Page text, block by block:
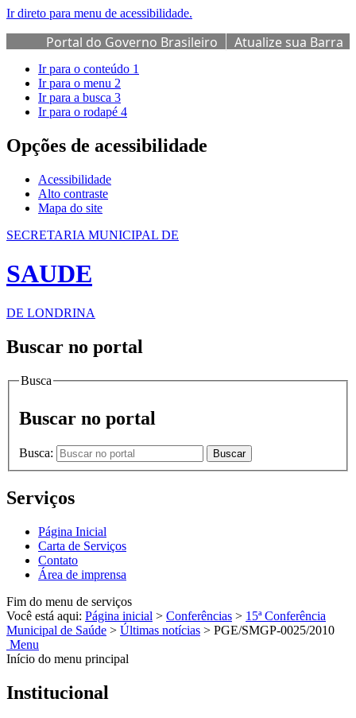
Ir direto para menu de acessibilidade.
Portal do Governo Brasileiro
Atualize sua Barra
de Governo
Ir para o conteúdo 1
Ir para o menu 2
Ir para a busca 3
Ir para o rodapé 4
Opções de acessibilidade
Acessibilidade
Alto contraste
Mapa do site
SECRETARIA MUNICIPAL DE
SAUDE
DE LONDRINA
Buscar no portal
Busca
Buscar no portal
Busca: Buscar
Serviços
Página Inicial
Carta de Serviços
Contato
Área de imprensa
Fim do menu de serviços
Você está aqui: Página inicial > Conferências > 15ª Conferência
Municipal de Saúde > Últimas notícias > PGE/SMGP-0025/2010
Menu
Início do menu principal
Institucional